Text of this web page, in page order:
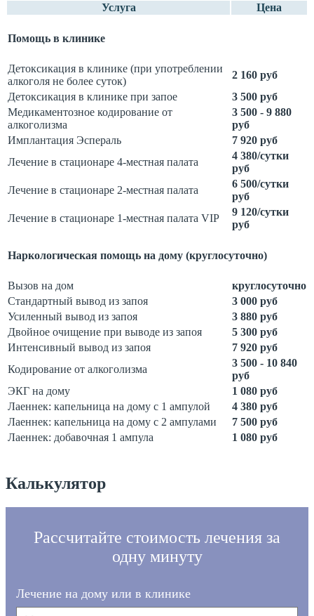
Услуга
Цена
Помощь в клинике
Детоксикация в клинике (при употреблении
алкоголя не более суток)
2 160 руб
Детоксикация в клинике при запое
3 500 руб
Медикаментозное кодирование от
алкоголизма
3 500 - 9 880
руб
Имплантация Эспераль
7 920 руб
Лечение в стационаре 4-местная палата
4 380/сутки
руб
Лечение в стационаре 2-местная палата
6 500/сутки
руб
Лечение в стационаре 1-местная палата VIP
9 120/сутки
руб
Наркологическая помощь на дому (круглосуточно)
Вызов на дом
круглосуточно
Стандартный вывод из запоя
3 000 руб
Усиленный вывод из запоя
3 880 руб
Двойное очищение при выводе из запоя
5 300 руб
Интенсивный вывод из запоя
7 920 руб
Кодирование от алкоголизма
3 500 - 10 840
руб
ЭКГ на дому
1 080 руб
Лаеннек: капельница на дому с 1 ампулой
4 380 руб
Лаеннек: капельница на дому с 2 ампулами
7 500 руб
Лаеннек: добавочная 1 ампула
1 080 руб
Калькулятор
Рассчитайте стоимость лечения за
одну минуту
Лечение на дому или в клинике